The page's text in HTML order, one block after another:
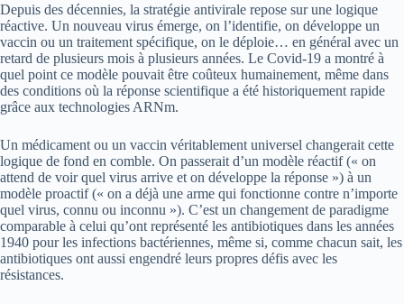
Depuis des décennies, la stratégie antivirale repose sur une logique
réactive. Un nouveau virus émerge, on l’identifie, on développe un
vaccin ou un traitement spécifique, on le déploie… en général avec un
retard de plusieurs mois à plusieurs années. Le Covid-19 a montré à
quel point ce modèle pouvait être coûteux humainement, même dans
des conditions où la réponse scientifique a été historiquement rapide
grâce aux technologies ARNm.
Un médicament ou un vaccin véritablement universel changerait cette
logique de fond en comble. On passerait d’un modèle réactif (« on
attend de voir quel virus arrive et on développe la réponse ») à un
modèle proactif (« on a déjà une arme qui fonctionne contre n’importe
quel virus, connu ou inconnu »). C’est un changement de paradigme
comparable à celui qu’ont représenté les antibiotiques dans les années
1940 pour les infections bactériennes, même si, comme chacun sait, les
antibiotiques ont aussi engendré leurs propres défis avec les
résistances.